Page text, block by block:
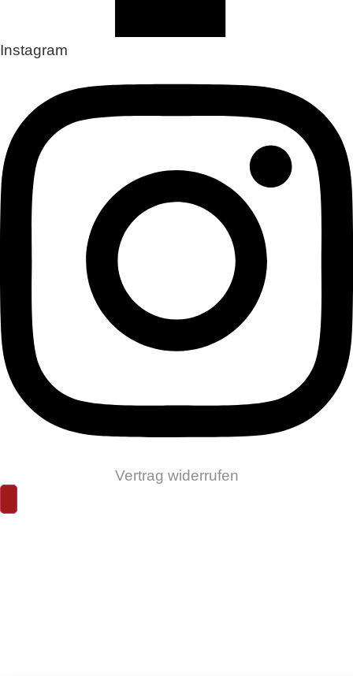
Instagram
Vertrag widerrufen